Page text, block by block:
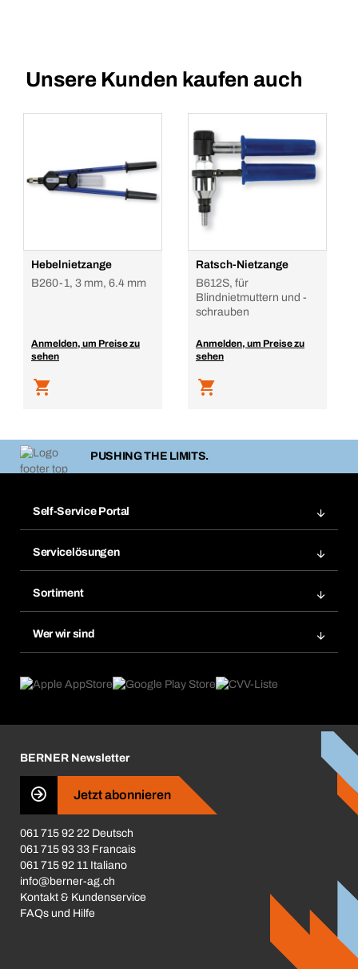
Unsere Kunden kaufen auch
Hebelnietzange
B260-1, 3 mm, 6.4 mm
Anmelden, um Preise zu
sehen
Ratsch-Nietzange
B612S, für
Blindnietmuttern und -
schrauben
Anmelden, um Preise zu
sehen
PUSHING THE LIMITS.
Self-Service Portal
Merklisten
Nachbestellung
Dauerauftrag
Servicelösungen
Gefahrenstoffdatenbank
eProcurement
Produktfinder
Sortiment
Wer wir sind
Was uns antreibt
Business Conduct
BERNER Newsletter
Jetzt abonnieren
061 715 92 22 Deutsch
061 715 93 33 Francais
061 715 92 11 Italiano
info@berner-ag.ch
Kontakt & Kundenservice
FAQs und Hilfe